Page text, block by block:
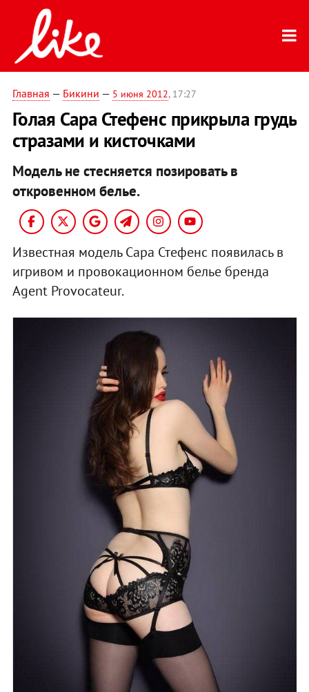
Главная — Бикини — 5 июня 2012, 17:27
Голая Сара Стефенс прикрыла грудь
стразами и кисточками
Модель не стесняется позировать в
откровенном белье.
Известная модель Сара Стефенс появилась в
игривом и провокационном белье бренда
Agent Provocateur.